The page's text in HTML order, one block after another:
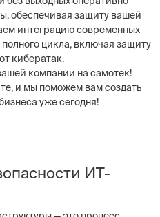
обеспечивая защиту вашей
интеграцию современных
цикла, включая защиту
кибератак.
компании на самотек!
и мы поможем вам создать
уже сегодня!
ИТ-